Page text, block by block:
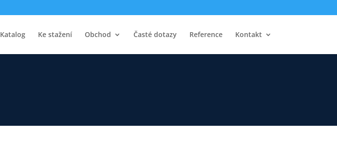
Katalog Ke stažení Obchod Časté dotazy Reference Kontakt